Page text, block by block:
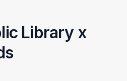
Library x